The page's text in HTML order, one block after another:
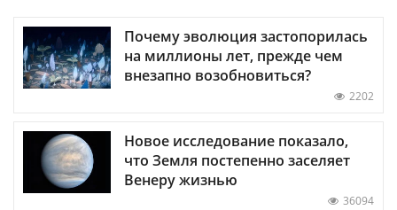
Почему эволюция застопорилась
на миллионы лет, прежде чем
внезапно возобновиться?
2202
Новое исследование показало,
что Земля постепенно заселяет
Венеру жизнью
36094